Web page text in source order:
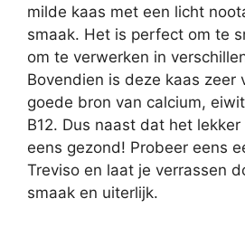
milde kaas met een licht
smaak. Het is perfect om te
om te verwerken in
Bovendien is deze kaas zeer
goede bron van calcium,
B12. Dus naast dat het
eens gezond! Probeer eens
Treviso en laat je verrassen
smaak en uiterlijk.